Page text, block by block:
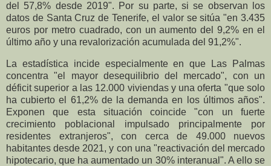
del 57,8% desde 2019". Por su parte, si se observan los
datos de Santa Cruz de Tenerife, el valor se sitúa "en 3.435
euros por metro cuadrado, con un aumento del 9,2% en el
último año y una revalorización acumulada del 91,2%".
La estadística incide especialmente en que Las Palmas
concentra "el mayor desequilibrio del mercado", con un
déficit superior a las 12.000 viviendas y una oferta "que solo
ha cubierto el 61,2% de la demanda en los últimos años".
Exponen que esta situación coincide "con un fuerte
crecimiento poblacional impulsado principalmente por
residentes extranjeros", con cerca de 49.000 nuevos
habitantes desde 2021, y con una "reactivación del mercado
hipotecario, que ha aumentado un 30% interanual". A ello se